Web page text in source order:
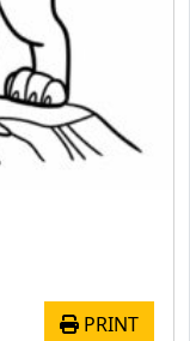
PRINT